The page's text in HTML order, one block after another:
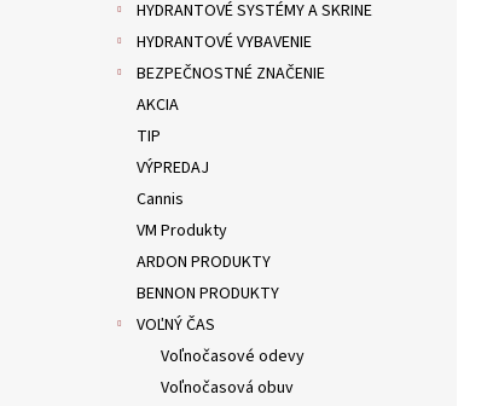
HYDRANTOVÉ SYSTÉMY A SKRINE
HYDRANTOVÉ VYBAVENIE
BEZPEČNOSTNÉ ZNAČENIE
AKCIA
TIP
VÝPREDAJ
Cannis
VM Produkty
ARDON PRODUKTY
BENNON PRODUKTY
VOĽNÝ ČAS
Voľnočasové odevy
Voľnočasová obuv